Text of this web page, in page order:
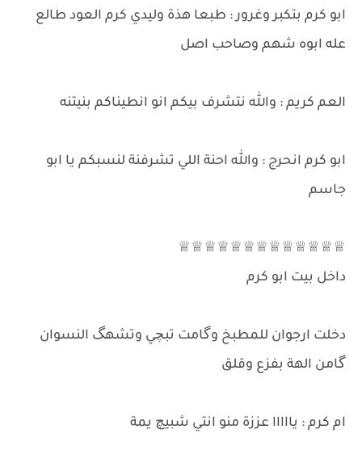
ابو كرم بتكبر وغرور : طبعا هذة وليدي كرم العود طالع
عله ابوه شهم وصاحب اصل
العم كريم : والله نتشرف بيكم انو انطيناكم بنيتنه
ابو كرم انحرج : والله احنة اللي تشرفنة لنسبكم يا ابو
جاسم
♕♕♕♕♕♕♕♕♕♕♕♕♕
داخل بيت ابو كرم
دخلت ارجوان للمطبخ وگامت تبچي وتشهگ النسوان
گامن الهة بفزع وقلق
ام كرم : يااااا عززة منو انتي شبيچ يمة